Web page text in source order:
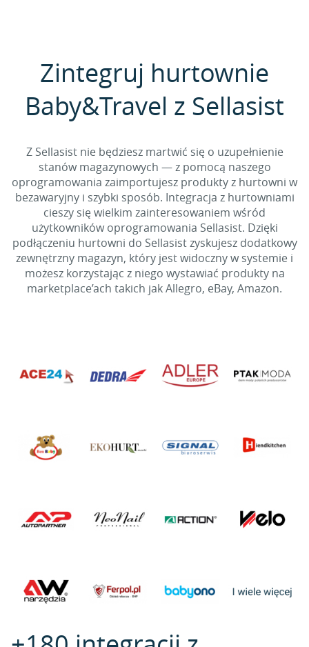
Zintegruj hurtownie
Baby&Travel z Sellasist
Z Sellasist nie będziesz martwić się o uzupełnienie
stanów magazynowych — z pomocą naszego
oprogramowania zaimportujesz produkty z hurtowni w
bezawaryjny i szybki sposób. Integracja z hurtowniami
cieszy się wielkim zainteresowaniem wśród
użytkowników oprogramowania Sellasist. Dzięki
podłączeniu hurtowni do Sellasist zyskujesz dodatkowy
zewnętrzny magazyn, który jest widoczny w systemie i
możesz korzystając z niego wystawiać produkty na
marketplace’ach takich jak Allegro, eBay, Amazon.